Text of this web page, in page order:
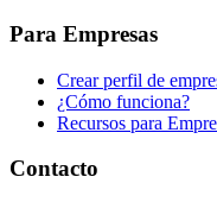
Para Empresas
Crear perfil de
¿Cómo funciona?
Recursos para
Contacto